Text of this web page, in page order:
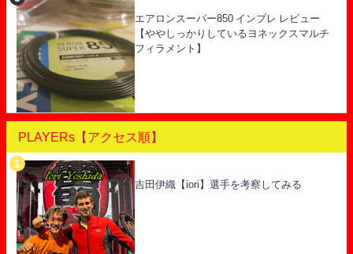
エアロンスーパー850 インプレ レビュー
【ややしっかりしているヨネックスマルチ
フィラメント】
PLAYERs【アクセス順】
吉田伊織【iori】選手を考察してみる